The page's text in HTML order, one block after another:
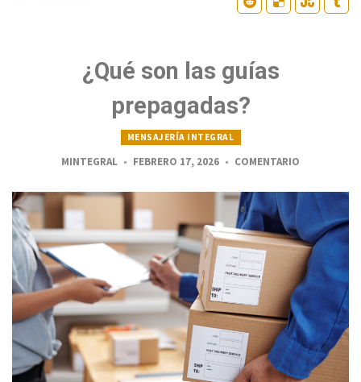
¿Qué son las guías
prepagadas?
MENSAJERÍA INTEGRAL
MINTEGRAL FEBRERO 17, 2026 COMENTARIO